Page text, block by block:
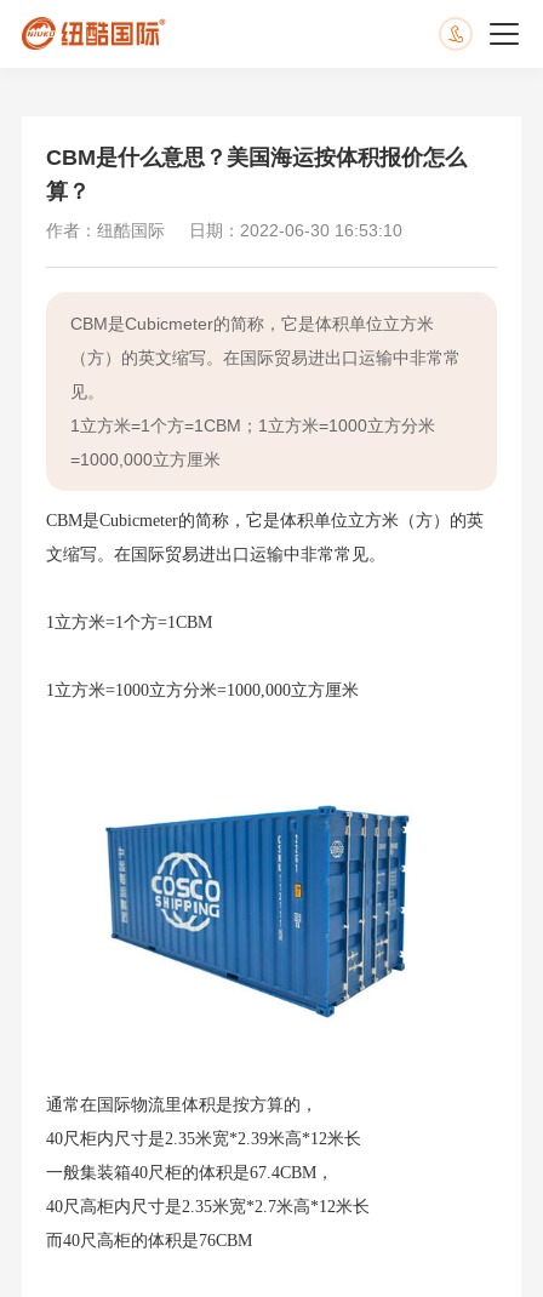
CBM是什么意思？美国海运按体积报价怎么
算？
作者：纽酷国际 日期：2022-06-30 16:53:10
CBM是Cubicmeter的简称，它是体积单位立方米
（方）的英文缩写。在国际贸易进出口运输中非常常
见。
1立方米=1个方=1CBM；1立方米=1000立方分米
=1000,000立方厘米
CBM是Cubicmeter的简称，它是体积单位立方米（方）的英
文缩写。在国际贸易进出口运输中非常常见。
1立方米=1个方=1CBM
1立方米=1000立方分米=1000,000立方厘米
通常在国际物流里体积是按方算的，
40尺柜内尺寸是2.35米宽*2.39米高*12米长
一般集装箱40尺柜的体积是67.4CBM，
40尺高柜内尺寸是2.35米宽*2.7米高*12米长
而40尺高柜的体积是76CBM